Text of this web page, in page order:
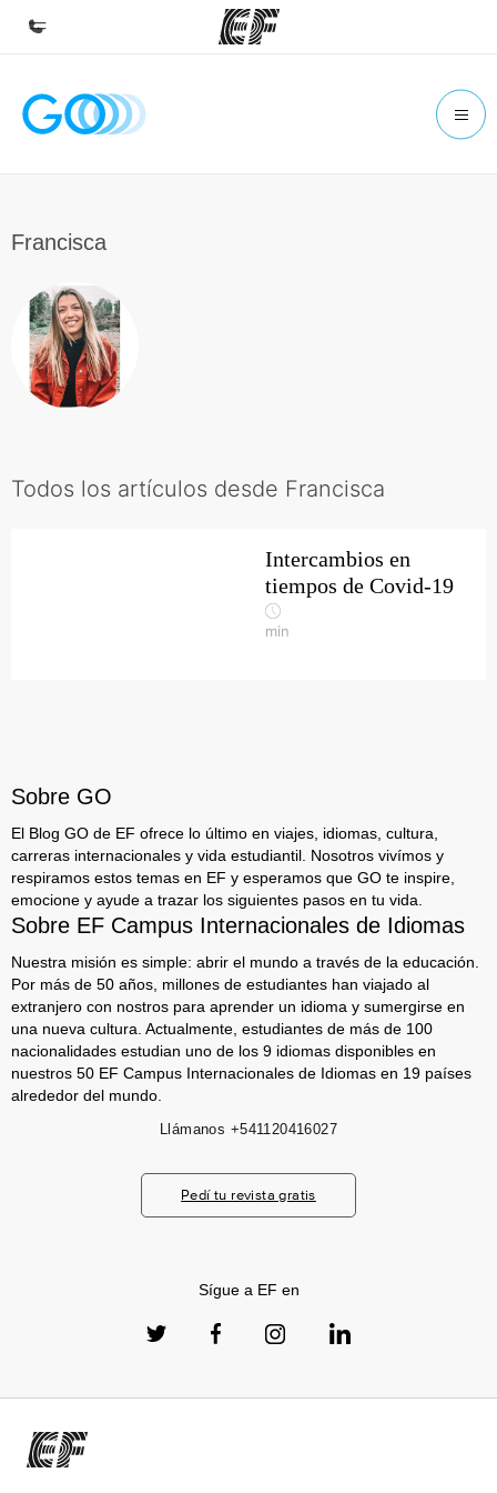
Inicio
Encontrá una oficina
Sobre nosotros
Quiénes somos
Francisca
Todos los artículos desde Francisca
Intercambios en
tiempos de Covid-19
min
Sobre GO
El Blog GO de EF ofrece lo último en viajes, idiomas, cultura,
carreras internacionales y vida estudiantil. Nosotros vivímos y
respiramos estos temas en EF y esperamos que GO te inspire,
emocione y ayude a trazar los siguientes pasos en tu vida.
Sobre EF Campus Internacionales de Idiomas
Nuestra misión es simple: abrir el mundo a través de la educación.
Por más de 50 años, millones de estudiantes han viajado al
extranjero con nostros para aprender un idioma y sumergirse en
una nueva cultura. Actualmente, estudiantes de más de 100
nacionalidades estudian uno de los 9 idiomas disponibles en
nuestros 50 EF Campus Internacionales de Idiomas en 19 países
alrededor del mundo.
Llámanos +541120416027
Pedí tu revista gratis
Sígue a EF en